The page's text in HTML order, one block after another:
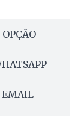
EMAIL